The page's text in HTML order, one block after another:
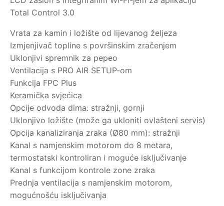
Total Control 3.0
Vrata za kamin i ložište od lijevanog željeza
Izmjenjivač topline s površinskim zračenjem
Uklonjivi spremnik za pepeo
Ventilacija s PRO AIR SETUP-om
Funkcija FPC Plus
Keramička svjećica
Opcije odvoda dima: stražnji, gornji
Uklonjivo ložište (može ga ukloniti ovlašteni servis)
Opcija kanaliziranja zraka (Ø80 mm): stražnji
Kanal s namjenskim motorom do 8 metara,
termostatski kontroliran i moguće isključivanje
Kanal s funkcijom kontrole zone zraka
Prednja ventilacija s namjenskim motorom,
mogućnošću isključivanja